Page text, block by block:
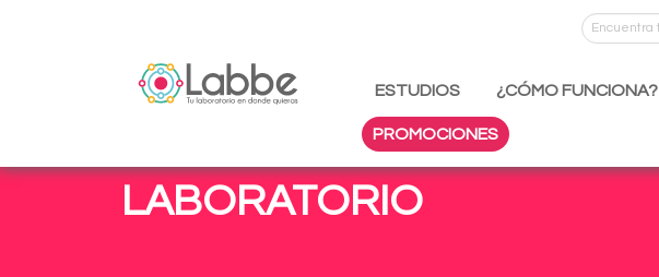
ESTUDIOS ¿CÓMO FUNCIONA?
PROMOCIONES
LABORATORIO